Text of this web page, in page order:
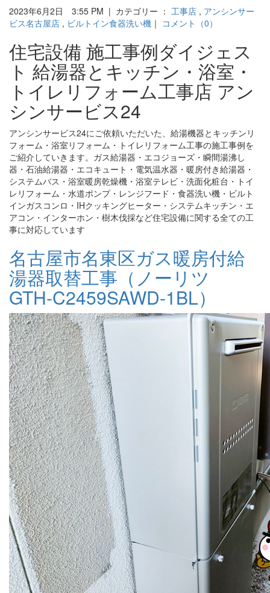
2023年6月2日 3:55 PM | カテゴリー ： 工事店 , アンシンサー
ビス名古屋店 , ビルトイン食器洗い機 ｜ コメント（0）
住宅設備 施工事例ダイジェス
ト 給湯器とキッチン・浴室・
トイレリフォーム工事店 アン
シンサービス24
アンシンサービス24にご依頼いただいた、給湯機器とキッチンリ
フォーム・浴室リフォーム・トイレリフォーム工事の施工事例を
ご紹介していきます。ガス給湯器・エコジョーズ・瞬間湯沸し
器・石油給湯器・エコキュート・電気温水器・暖房付き給湯器・
システムバス・浴室暖房乾燥機・浴室テレビ・洗面化粧台・トイ
レリフォーム・水道ポンプ・レンジフード・食器洗い機・ビルト
インガスコンロ・IHクッキングヒーター・システムキッチン・エ
アコン・インターホン・樹木伐採など住宅設備に関する全ての工
事に対応しています
名古屋市名東区ガス暖房付給
湯器取替工事（ノーリツ
GTH-C2459SAWD-1BL）